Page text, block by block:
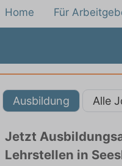
Home Für
Ausbildung Alle
Jetzt
Lehrstellen in